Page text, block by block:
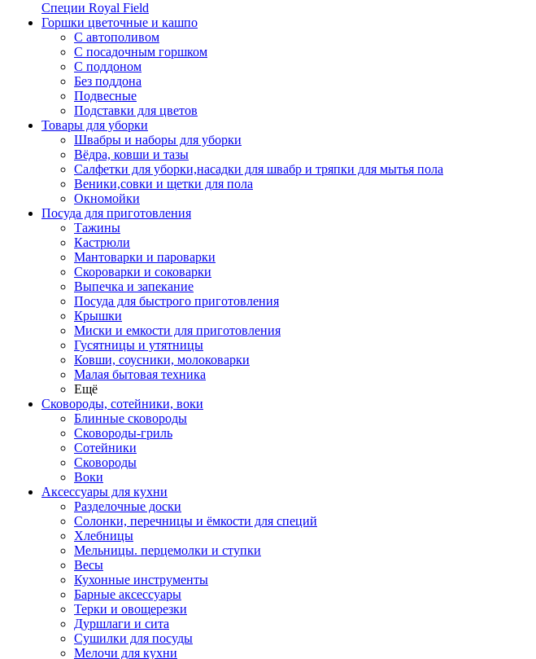
Специи Royal Field
Горшки цветочные и кашпо
С автополивом
С посадочным горшком
С поддоном
Без поддона
Подвесные
Подставки для цветов
Товары для уборки
Швабры и наборы для уборки
Вёдра, ковши и тазы
Салфетки для уборки,насадки для швабр и тряпки для мытья пола
Веники,совки и щетки для пола
Окномойки
Посуда для приготовления
Тажины
Кастрюли
Мантоварки и пароварки
Скороварки и соковарки
Выпечка и запекание
Посуда для быстрого приготовления
Крышки
Миски и емкости для приготовления
Гусятницы и утятницы
Ковши, соусники, молоковарки
Малая бытовая техника
Ещё
Сковороды, сотейники, воки
Блинные сковороды
Сковороды-гриль
Сотейники
Сковороды
Воки
Аксессуары для кухни
Разделочные доски
Солонки, перечницы и ёмкости для специй
Хлебницы
Мельницы. перцемолки и ступки
Весы
Кухонные инструменты
Барные аксессуары
Терки и овощерезки
Дуршлаги и сита
Сушилки для посуды
Мелочи для кухни